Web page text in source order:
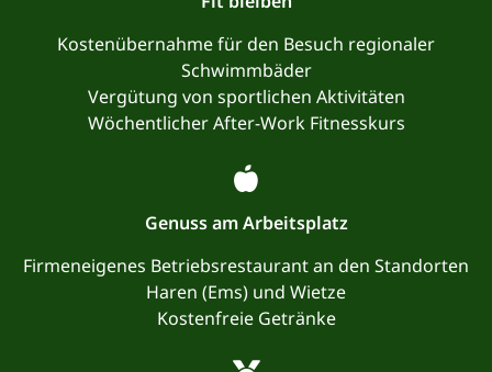
Kostenübernahme für den Besuch regionaler
Schwimmbäder
Vergütung von sportlichen Aktivitäten
Wöchentlicher After-Work Fitnesskurs
Genuss am Arbeitsplatz
Firmeneigenes Betriebsrestaurant an den Standorten
Haren (Ems) und Wietze
Kostenfreie Getränke